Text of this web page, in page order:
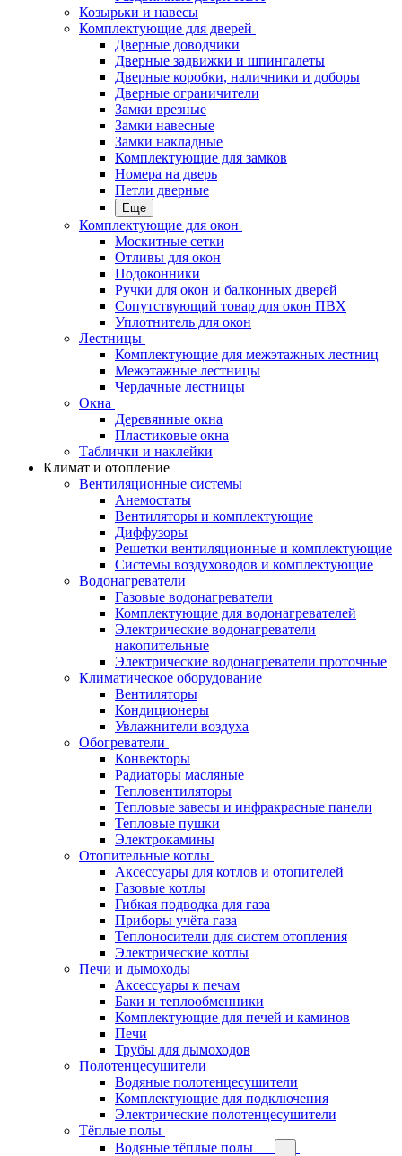
Козырьки и навесы
Комплектующие для дверей
Дверные доводчики
Дверные задвижки и шпингалеты
Дверные коробки, наличники и доборы
Дверные ограничители
Замки врезные
Замки навесные
Замки накладные
Комплектующие для замков
Номера на дверь
Петли дверные
Еще
Комплектующие для окон
Москитные сетки
Отливы для окон
Подоконники
Ручки для окон и балконных дверей
Сопутствующий товар для окон ПВХ
Уплотнитель для окон
Лестницы
Комплектующие для межэтажных лестниц
Межэтажные лестницы
Чердачные лестницы
Окна
Деревянные окна
Пластиковые окна
Таблички и наклейки
Климат и отопление
Вентиляционные системы
Анемостаты
Вентиляторы и комплектующие
Диффузоры
Решетки вентиляционные и комплектующие
Системы воздуховодов и комплектующие
Водонагреватели
Газовые водонагреватели
Комплектующие для водонагревателей
Электрические водонагреватели
накопительные
Электрические водонагреватели проточные
Климатическое оборудование
Вентиляторы
Кондиционеры
Увлажнители воздуха
Обогреватели
Конвекторы
Радиаторы масляные
Тепловентиляторы
Тепловые завесы и инфракрасные панели
Тепловые пушки
Электрокамины
Отопительные котлы
Аксессуары для котлов и отопителей
Газовые котлы
Гибкая подводка для газа
Приборы учёта газа
Теплоносители для систем отопления
Электрические котлы
Печи и дымоходы
Аксессуары к печам
Баки и теплообменники
Комплектующие для печей и каминов
Печи
Трубы для дымоходов
Полотенцесушители
Водяные полотенцесушители
Комплектующие для подключения
Электрические полотенцесушители
Тёплые полы
Водяные тёплые полы